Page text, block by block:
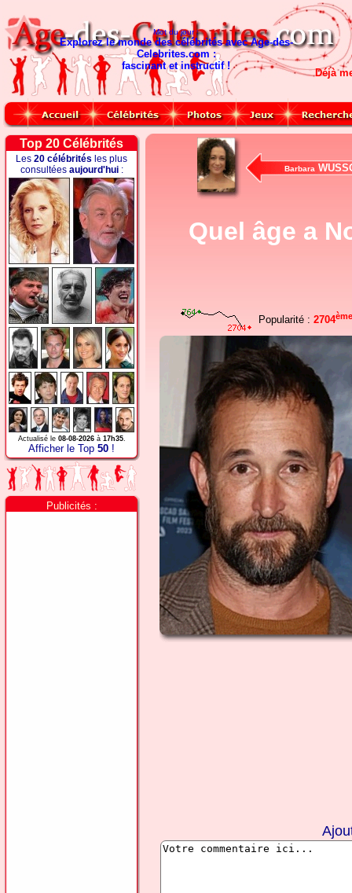
Mot du jour :
Explorez le monde des célébrités avec Age-des-
Celebrites.com :
fascinant et instructif !
Déjà
Top 20 Célébrités
Les 20 célébrités les plus
consultées aujourd'hui:
Actualisé le 08-08-2026à 17h35.
Afficher le Top 50 !
Publicités :
Barbara
Quel âge a
Popularité : 2704ème